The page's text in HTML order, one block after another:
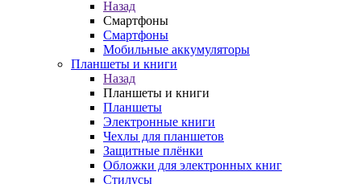
Назад
Смартфоны
Смартфоны
Мобильные аккумуляторы
Планшеты и книги
Назад
Планшеты и книги
Планшеты
Электронные книги
Чехлы для планшетов
Защитные плёнки
Обложки для электронных книг
Стилусы